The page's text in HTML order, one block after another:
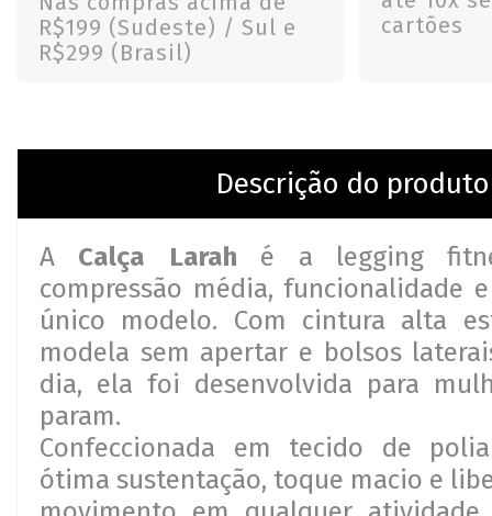
R$199 (Sudeste) / Sul e
R$299 (Brasil)
cartões
Descrição do produto
A Calça Larah é a legging
compressão média, funcionalidade
único modelo. Com cintura alta
modela sem apertar e bolsos
dia, ela foi desenvolvida para
param.
Confeccionada em tecido de
ótima sustentação, toque macio e